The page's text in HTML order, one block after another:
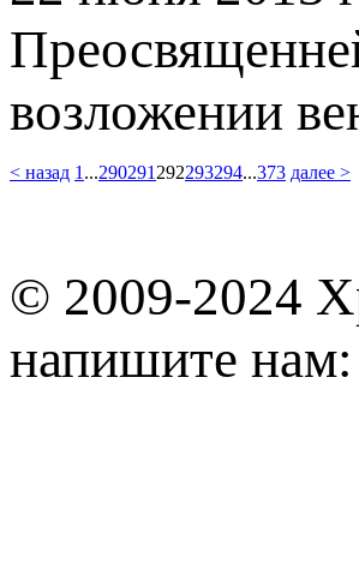
возложении
< назад 1 ...290291 292293294...373 далее >
© 2009-2024
напишите нам: